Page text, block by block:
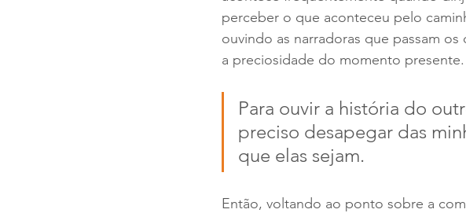
perceber o que aconteceu pelo
ouvindo as narradoras que passam
a preciosidade do momento
Para ouvir a história do
preciso desapegar das
que elas sejam.
Então, voltando ao ponto sobre a